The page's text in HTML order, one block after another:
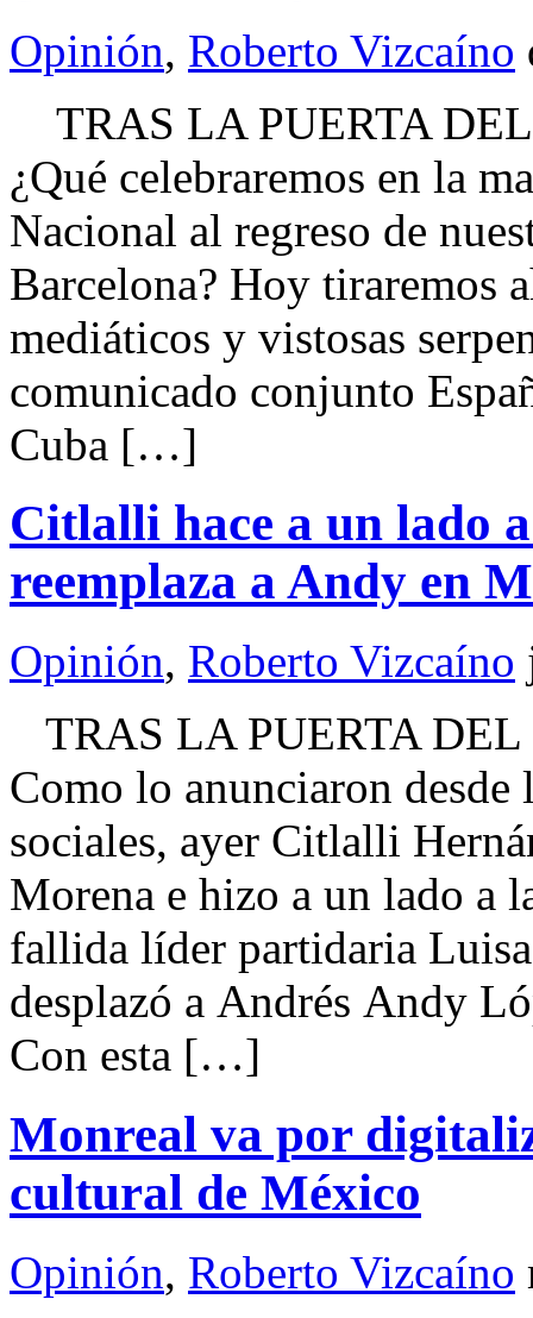
Opinión, Roberto Vizcaíno
TRAS LA PUERTA
¿Qué celebraremos en la
Nacional al regreso de
Barcelona? Hoy tiraremos
mediáticos y vistosas
comunicado conjunto
Cuba […]
Citlalli hace a un lado
reemplaza a Andy en
Opinión, Roberto Vizcaíno
TRAS LA PUERTA
Como lo anunciaron desde
sociales, ayer Citlalli
Morena e hizo a un lado a
fallida líder partidaria
desplazó a Andrés Andy
Con esta […]
Monreal va por
cultural de México
Opinión, Roberto Vizcaíno